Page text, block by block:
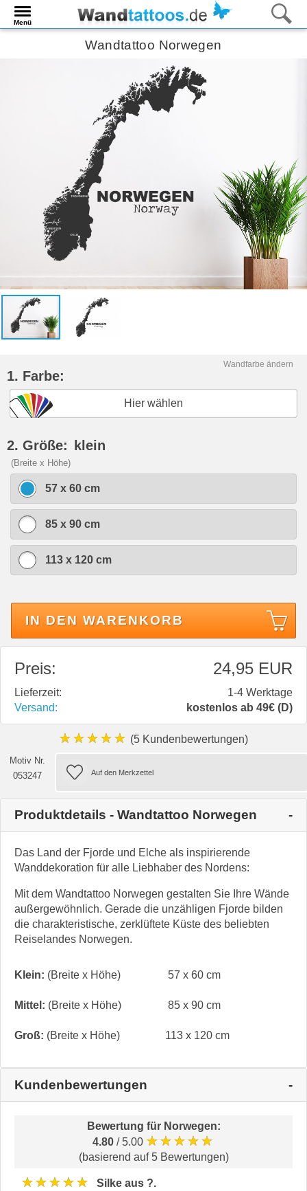
Menü
Wandtattoo Norwegen
Wandfarbe ändern
1. Farbe:
Hier wählen
2. Größe: klein
(Breite x Höhe)
57 x 60 cm
85 x 90 cm
113 x 120 cm
IN DEN WARENKORB
Preis: 24,95 EUR
Lieferzeit:
1-4 Werktage
Versand:
kostenlos ab 49€ (D)
★★★★★ (5 Kundenbewertungen)
Motiv Nr.
053247
Produktdetails - Wandtattoo Norwegen
Das Land der Fjorde und Elche als inspirierende
Wanddekoration für alle Liebhaber des Nordens:
Mit dem Wandtattoo Norwegen gestalten Sie Ihre Wände
außergewöhnlich. Gerade die unzähligen Fjorde bilden
die charakteristische, zerklüftete Küste des beliebten
Reiselandes Norwegen.
Klein: (Breite x Höhe) 57 x 60 cm
Mittel: (Breite x Höhe) 85 x 90 cm
Groß: (Breite x Höhe) 113 x 120 cm
Kundenbewertungen
Bewertung für Norwegen:
4.80 / 5.00 ★★★★★
(basierend auf 5 Bewertungen)
★★★★★
Silke aus ?.